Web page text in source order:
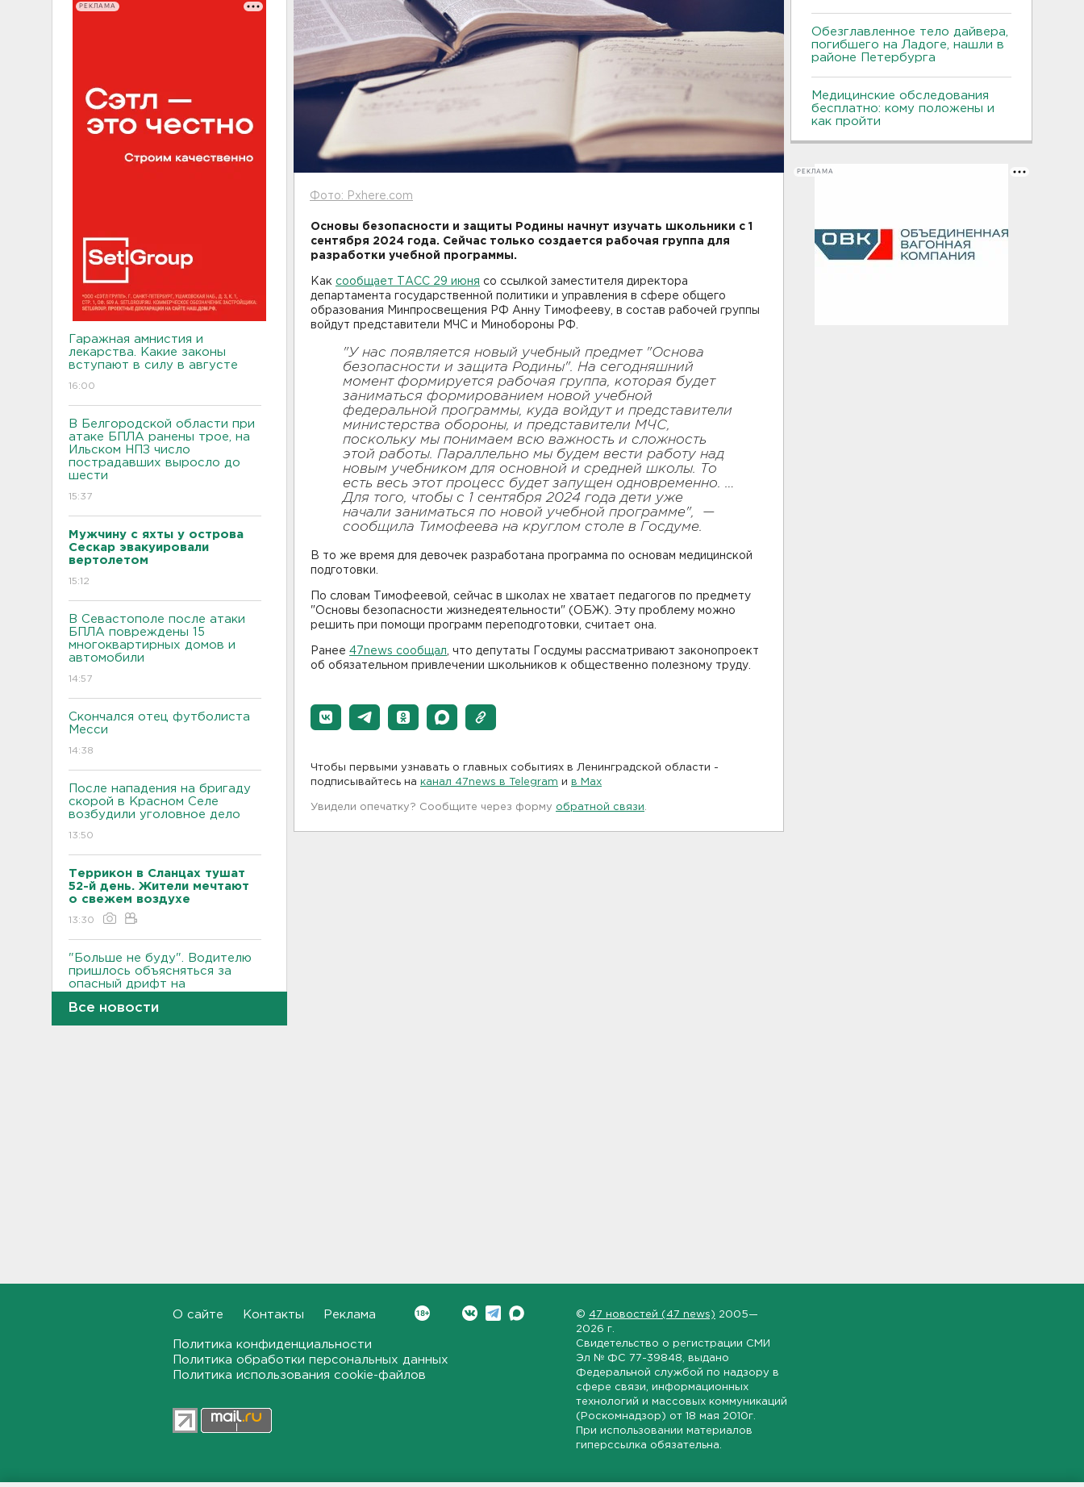
РЕКЛАМА
Гаражная амнистия и
лекарства. Какие законы
вступают в силу в августе
16:00
В Белгородской области при
атаке БПЛА ранены трое, на
Ильском НПЗ число
пострадавших выросло до
шести
15:37
Мужчину с яхты у острова
Сескар эвакуировали
вертолетом
15:12
В Севастополе после атаки
БПЛА повреждены 15
многоквартирных домов и
автомобили
14:57
Скончался отец футболиста
Месси
14:38
После нападения на бригаду
скорой в Красном Селе
возбудили уголовное дело
13:50
Террикон в Сланцах тушат
52-й день. Жители мечтают
о свежем воздухе
13:30
"Больше не буду". Водителю
пришлось объясняться за
опасный дрифт на
прочность". Житель
Соснового Бора оторвал
руку памятнику воинам
В Красном Селе избили
Все новости
Фото: Pxhere.com
Основы безопасности и защиты Родины начнут изучать школьники с 1
сентября 2024 года. Сейчас только создается рабочая группа для
разработки учебной программы.
Как сообщает ТАСС 29 июня со ссылкой заместителя директора
департамента государственной политики и управления в сфере общего
образования Минпросвещения РФ Анну Тимофееву, в состав рабочей группы
войдут представители МЧС и Минобороны РФ.
"У нас появляется новый учебный предмет "Основа
безопасности и защита Родины". На сегодняшний
момент формируется рабочая группа, которая будет
заниматься формированием новой учебной
федеральной программы, куда войдут и представители
министерства обороны, и представители МЧС,
поскольку мы понимаем всю важность и сложность
этой работы. Параллельно мы будем вести работу над
новым учебником для основной и средней школы. То
есть весь этот процесс будет запущен одновременно. …
Для того, чтобы с 1 сентября 2024 года дети уже
начали заниматься по новой учебной программе", —
сообщила Тимофеева на круглом столе в Госдуме.
В то же время для девочек разработана программа по основам медицинской
подготовки.
По словам Тимофеевой, сейчас в школах не хватает педагогов по предмету
"Основы безопасности жизнедеятельности" (ОБЖ). Эту проблему можно
решить при помощи программ переподготовки, считает она.
Ранее 47news сообщал , что депутаты Госдумы рассматривают законопроект
об обязательном привлечении школьников к общественно полезному труду.
Чтобы первыми узнавать о главных событиях в Ленинградской области -
подписывайтесь на канал 47news в Telegram и в Maх
Увидели опечатку? Сообщите через форму обратной связи
Обезглавленное тело дайвера,
погибшего на Ладоге, нашли в
районе Петербурга
Медицинские обследования
бесплатно: кому положены и
как пройти
РЕКЛАМА
О сайте Контакты Реклама
Политика конфиденциальности
Политика обработки персональных данных
Политика использования cookie-файлов
© 47 новостей (47 news) 2005—
2026 г.
Свидетельство о регистрации СМИ
Эл № ФС 77-39848 , выдано
Федеральной службой по надзору в
сфере связи, информационных
технологий и массовых коммуникаций
(Роскомнадзор) от 18 мая 2010г.
При использовании материалов
гиперссылка обязательна.